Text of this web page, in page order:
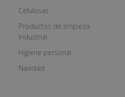
Celulosas
Productos de limpieza
Industrial
Higiene personal
Navidad